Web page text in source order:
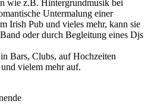
wie z.B. Hintergrundmusik bei
Untermalung einer
Irish Pub und vieles mehr, kann sie
oder durch Begleitung eines Djs
Bars, Clubs, auf Hochzeiten
vielem mehr auf.